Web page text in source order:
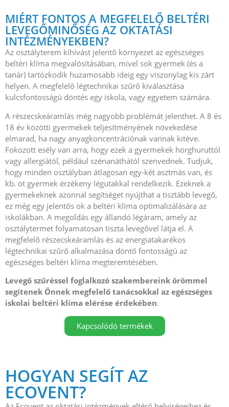
MIÉRT FONTOS A MEGFELELŐ BELTÉRI
LEVEGŐMINŐSÉG AZ OKTATÁSI
INTÉZMÉNYEKBEN?
Az osztályterem kihívást jelentő környezet az egészséges
beltéri klíma megvalósításában, mivel sok gyermek (és a
tanár) tartózkodik huzamosabb ideig egy viszonylag kis zárt
helyen. A megfelelő légtechnikai szűrő kiválasztása
kulcsfontosságú döntés egy iskola, vagy egyetem számára.
A részecskeáramlás még nagyobb problémát jelenthet. A 8 és
18 év közötti gyermekek teljesítményének növekedése
elmarad, ha nagy anyagkoncentrációnak vannak kitéve.
Fokozott esély van arra, hogy ezek a gyermekek hörghuruttól
vagy allergiától, például szénanáthától szenvednek. Tudjuk,
hogy minden osztályban átlagosan egy-két asztmás van, és
kb. öt gyermek érzékeny légutakkal rendelkezik. Ezeknek a
gyermekeknek azonnal segítséget nyújthat a tisztább levegő,
ez még egy jelentős ok a beltéri klíma optimalizálására az
iskolákban. A megoldás egy állandó légáram, amely az
osztálytermet folyamatosan tiszta levegővel látja el. A
megfelelő részecskeáramlás és az energiatakarékos
légtechnikai szűrő alkalmazása döntő fontosságú az
egészséges beltéri klíma megteremtésében.
Levegő szűréssel foglalkozó szakembereink örömmel
segítenek Önnek megfelelő tanácsokkal az egészséges
iskolai beltéri klíma elérése érdekében.
Kapcsolódó termékek
HOGYAN SEGÍT AZ
ECOVENT?